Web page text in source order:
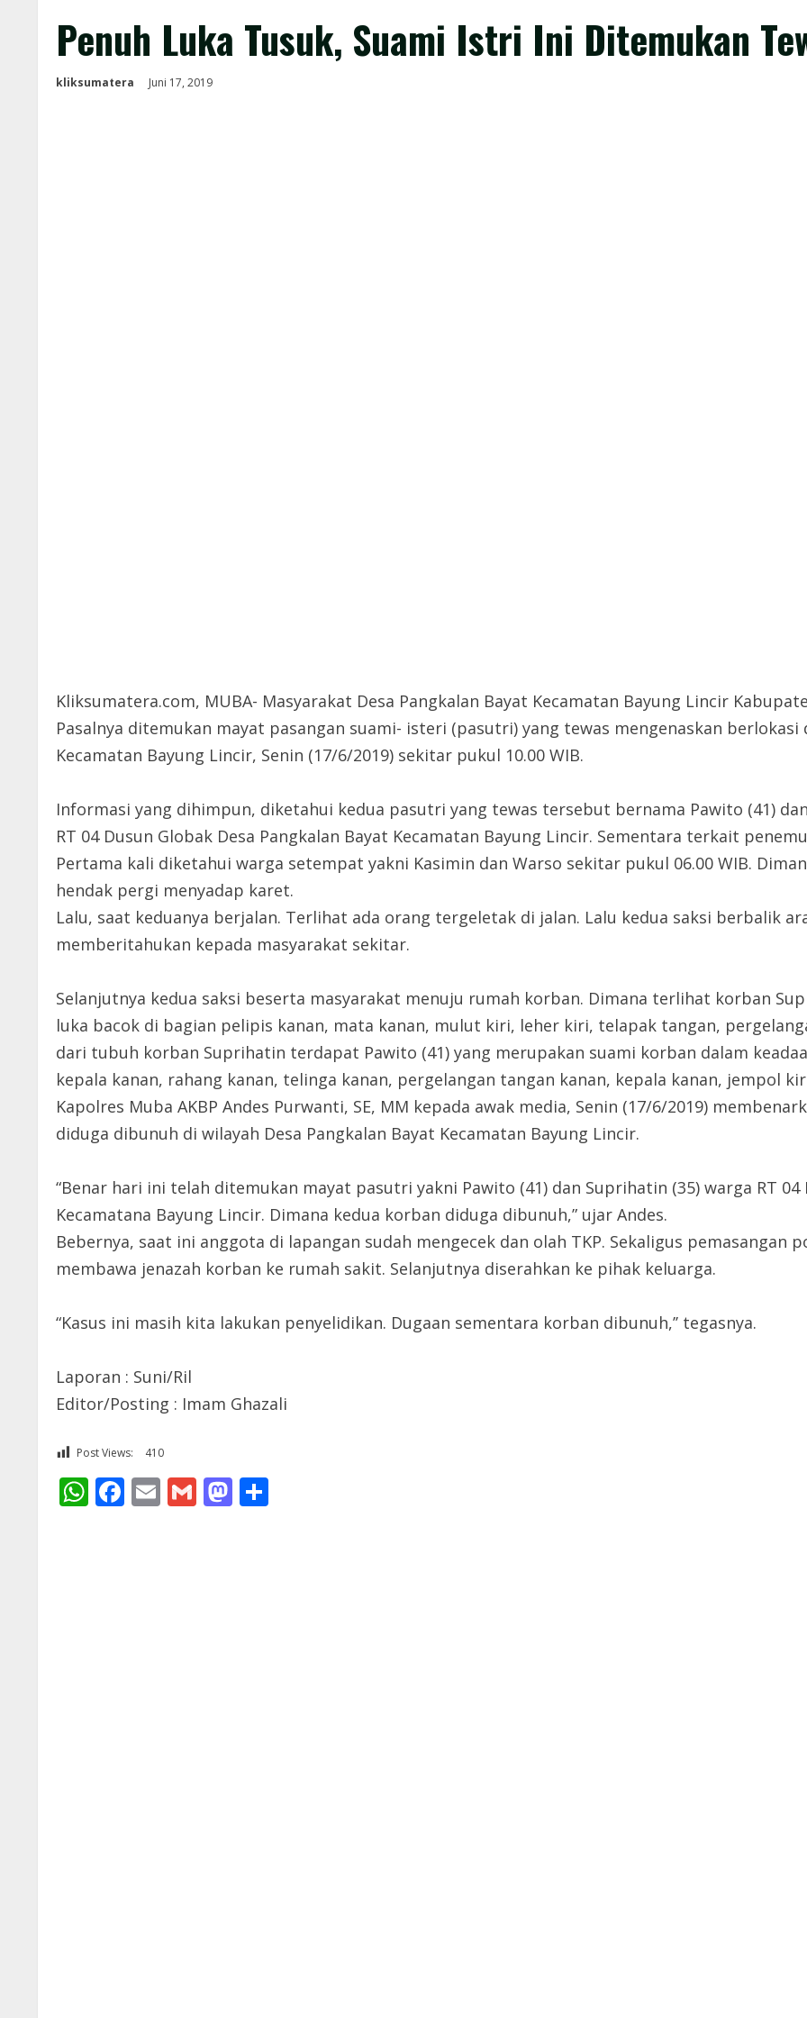
Penuh Luka Tusuk, Suami Istri Ini Ditemukan
kliksumatera Juni 17, 2019
Kliksumatera.com, MUBA- Masyarakat Desa Pangkalan Bayat Kecamatan Bayung Lincir
Pasalnya ditemukan mayat pasangan suami- isteri (pasutri) yang tewas mengenaskan berlokasi
Kecamatan Bayung Lincir, Senin (17/6/2019) sekitar pukul 10.00 WIB.
Informasi yang dihimpun, diketahui kedua pasutri yang tewas tersebut bernama Pawito (41)
RT 04 Dusun Globak Desa Pangkalan Bayat Kecamatan Bayung Lincir. Sementara terkait
Pertama kali diketahui warga setempat yakni Kasimin dan Warso sekitar pukul 06.00 WIB.
hendak pergi menyadap karet.
Lalu, saat keduanya berjalan. Terlihat ada orang tergeletak di jalan. Lalu kedua saksi berbalik
memberitahukan kepada masyarakat sekitar.
Selanjutnya kedua saksi beserta masyarakat menuju rumah korban. Dimana terlihat korban
luka bacok di bagian pelipis kanan, mata kanan, mulut kiri, leher kiri, telapak tangan,
dari tubuh korban Suprihatin terdapat Pawito (41) yang merupakan suami korban dalam
kepala kanan, rahang kanan, telinga kanan, pergelangan tangan kanan, kepala kanan, jempol
Kapolres Muba AKBP Andes Purwanti, SE, MM kepada awak media, Senin (17/6/2019)
diduga dibunuh di wilayah Desa Pangkalan Bayat Kecamatan Bayung Lincir.
“Benar hari ini telah ditemukan mayat pasutri yakni Pawito (41) dan Suprihatin (35) warga RT 04
Kecamatana Bayung Lincir. Dimana kedua korban diduga dibunuh,” ujar Andes.
Bebernya, saat ini anggota di lapangan sudah mengecek dan olah TKP. Sekaligus pemasangan
membawa jenazah korban ke rumah sakit. Selanjutnya diserahkan ke pihak keluarga.
“Kasus ini masih kita lakukan penyelidikan. Dugaan sementara korban dibunuh,’’ tegasnya.
Laporan : Suni/Ril
Editor/Posting : Imam Ghazali
Post Views: 410
WhatsApp
Facebook
EmailGmailMastodon